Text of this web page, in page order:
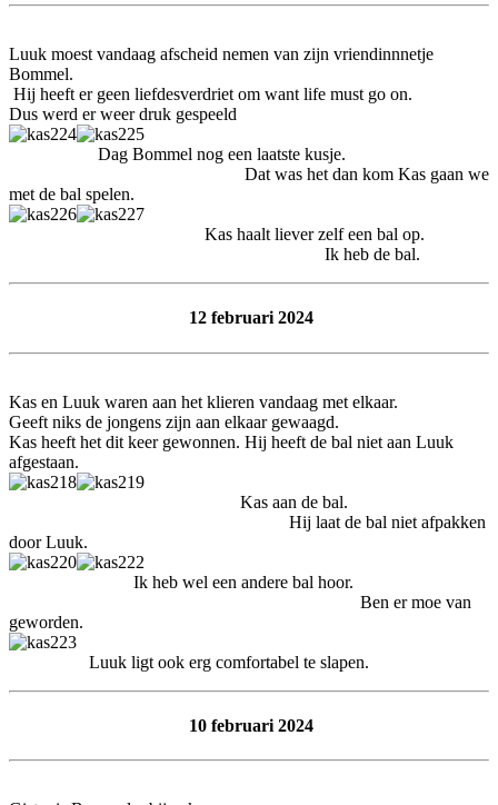
Luuk moest vandaag afscheid nemen van zijn vriendinnnetje
Bommel.
Hij heeft er geen liefdesverdriet om want life must go on.
Dus werd er weer druk gespeeld
Dag Bommel nog een laatste kusje.
Dat was het dan kom Kas gaan we
met de bal spelen.
Kas haalt liever zelf een bal op.
Ik heb de bal.
12 februari 2024
Kas en Luuk waren aan het klieren vandaag met elkaar.
Geeft niks de jongens zijn aan elkaar gewaagd.
Kas heeft het dit keer gewonnen. Hij heeft de bal niet aan Luuk
afgestaan.
Kas aan de bal.
Hij laat de bal niet afpakken
door Luuk.
Ik heb wel een andere bal hoor.
Ben er moe van
geworden.
Luuk ligt ook erg comfortabel te slapen.
10 februari 2024